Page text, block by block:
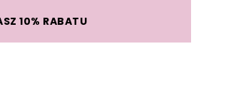
10% RABATU